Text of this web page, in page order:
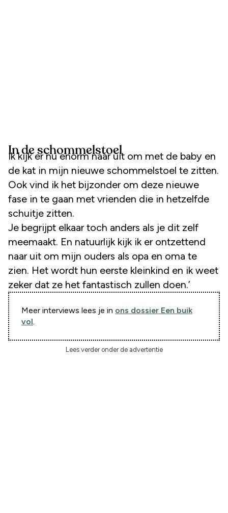
In de schommelstoel
Ik kijk er nu enorm naar uit om met de baby en
de kat in mijn nieuwe schommelstoel te zitten.
Ook vind ik het bijzonder om deze nieuwe
fase in te gaan met vrienden die in hetzelfde
schuitje zitten.
Je begrijpt elkaar toch anders als je dit zelf
meemaakt. En natuurlijk kijk ik er ontzettend
naar uit om mijn ouders als opa en oma te
zien. Het wordt hun eerste kleinkind en ik weet
zeker dat ze het fantastisch zullen doen.’
Meer interviews lees je in ons dossier Een buik
vol
Lees verder onder de advertentie